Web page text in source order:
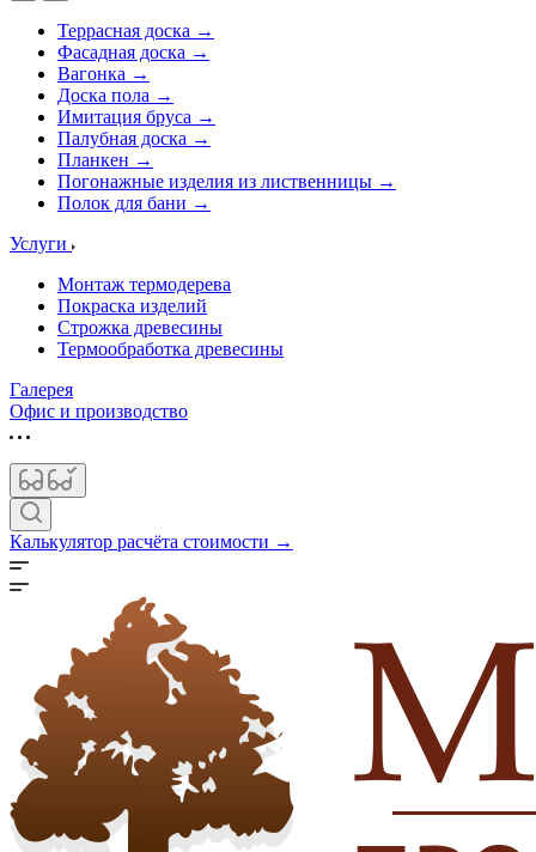
Террасная доска →
Фасадная доска →
Вагонка →
Доска пола →
Имитация бруса →
Палубная доска →
Планкен →
Погонажные изделия из лиственницы →
Полок для бани →
Услуги
Монтаж термодерева
Покраска изделий
Строжка древесины
Термообработка древесины
Галерея
Офис и производство
Калькулятор расчёта стоимости →